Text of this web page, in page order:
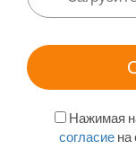
Нажимая
согласиена